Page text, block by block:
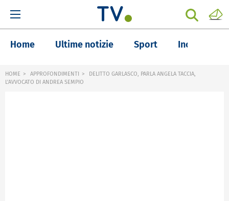
Home Ultime notizie Sport Inchieste
HOME APPROFONDIMENTI
DELITTO GARLASCO, PARLA ANGELA TACCIA,
L'AVVOCATO DI ANDREA SEMPIO